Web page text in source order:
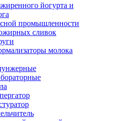
йогурта и
промышленности
сливок
молока